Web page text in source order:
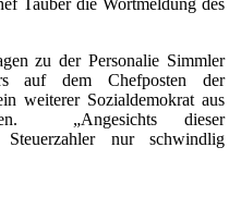
zu der Personalie Simmler
auf dem Chefposten der
weiterer Sozialdemokrat aus
„Angesichts dieser
nur schwindlig